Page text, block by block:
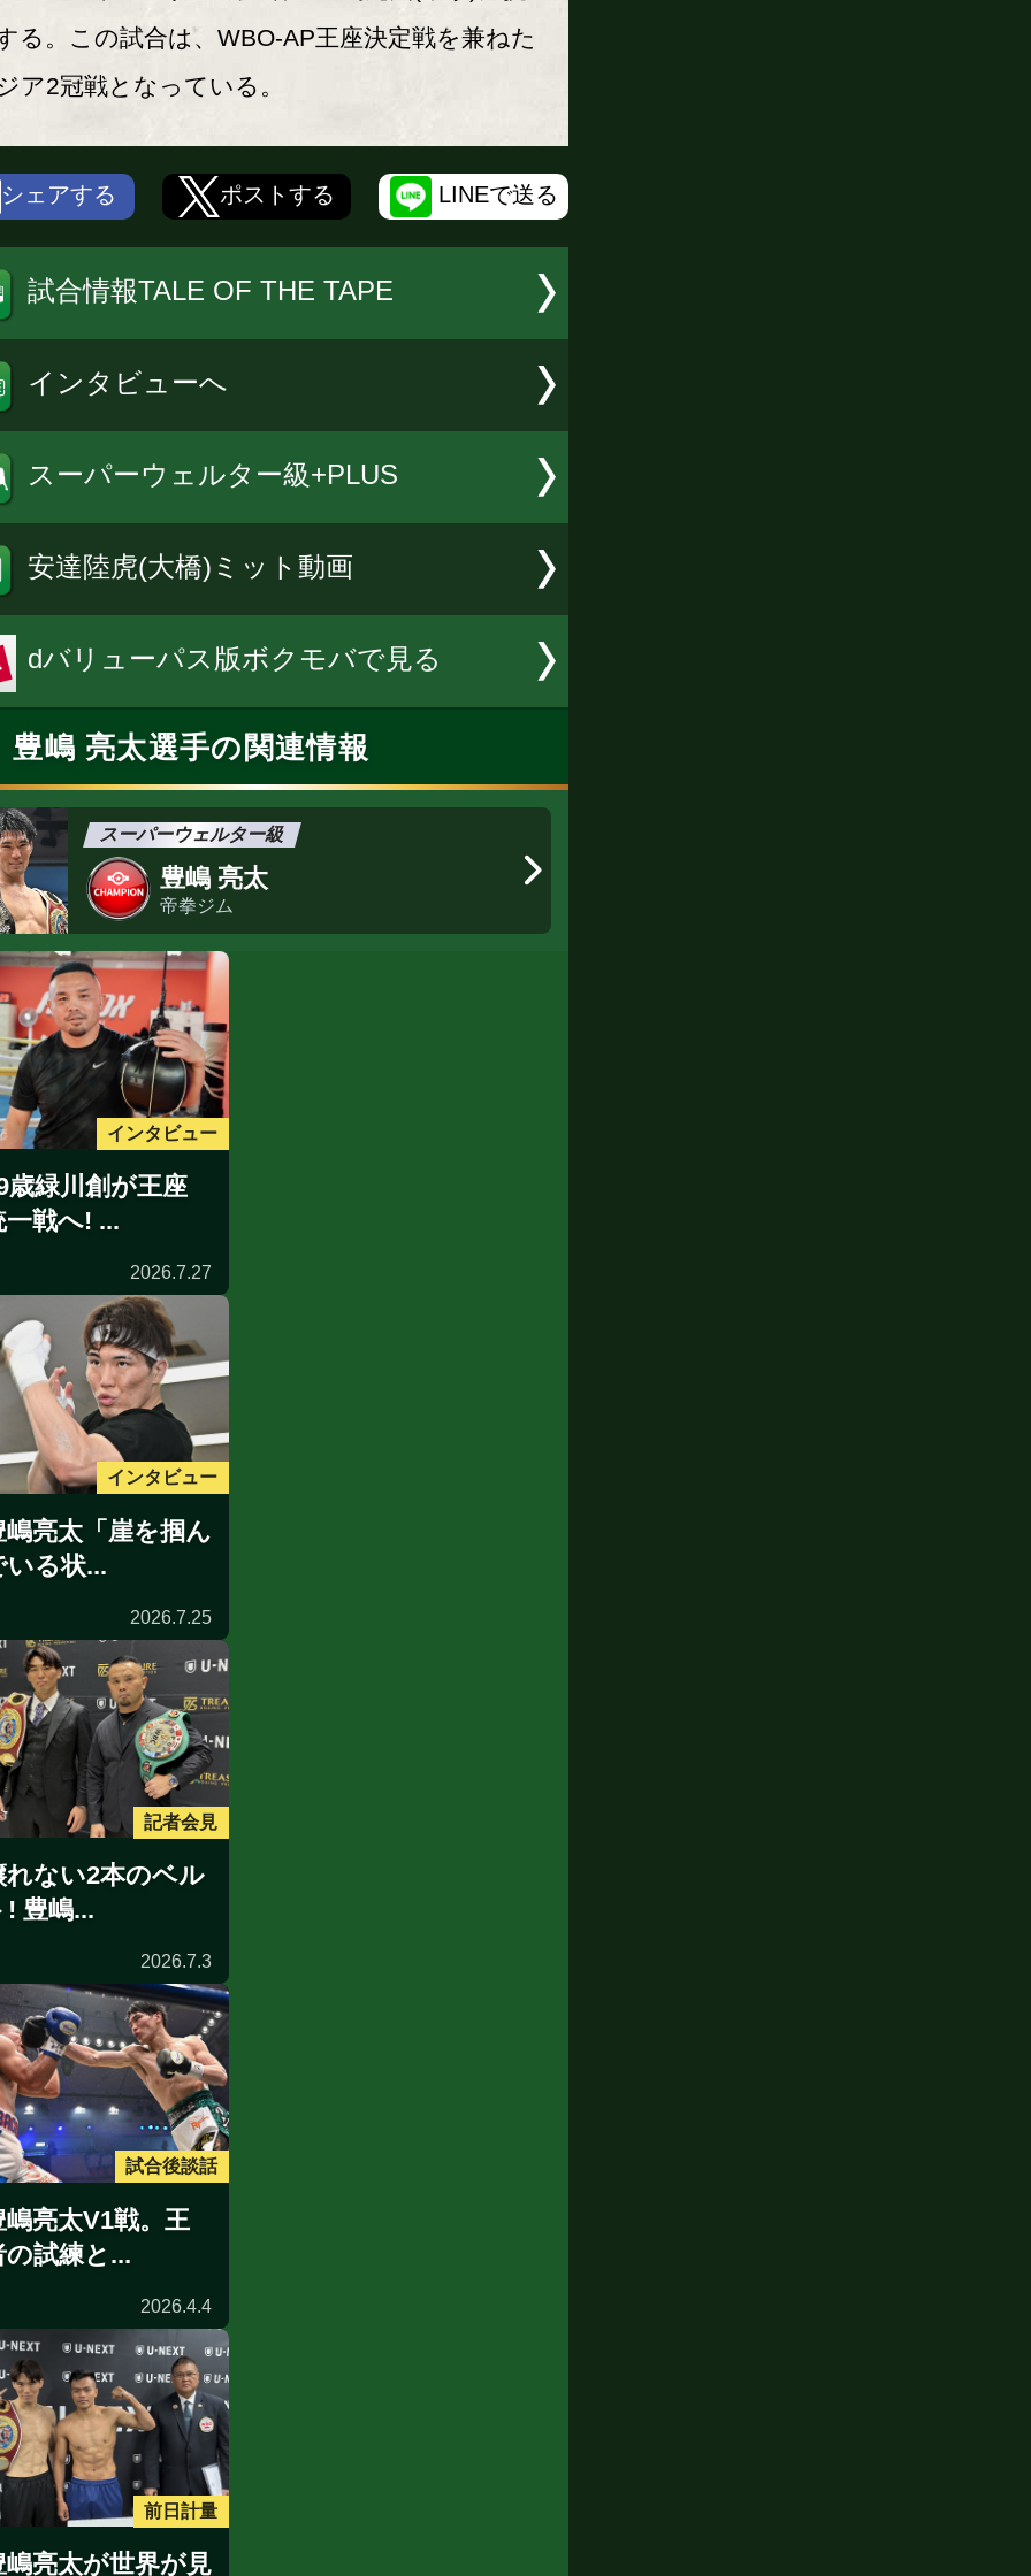
る。この試合は、WBO-AP王座決定戦を兼ねた
ア2冠戦となっている。
シェアする ポストする LINEで送る
試合情報TALE OF THE TAPE
インタビューへ
スーパーウェルター級+PLUS
安達陸虎(大橋)ミット動画
dバリューパス版ボクモバで見る
豊嶋 亮太選手の関連情報
スーパーウェルター級
豊嶋 亮太
帝拳ジム
インタビュー
歳緑川創が王座
一戦へ! ...
2026.7.27
インタビュー
嶋亮太「崖を掴ん
いる状...
2026.7.25
記者会見
れない2本のベル
! 豊嶋...
2026.7.3
試合後談話
嶋亮太V1戦。王
の試練と...
2026.4.4
前日計量
嶋亮太が世界が見